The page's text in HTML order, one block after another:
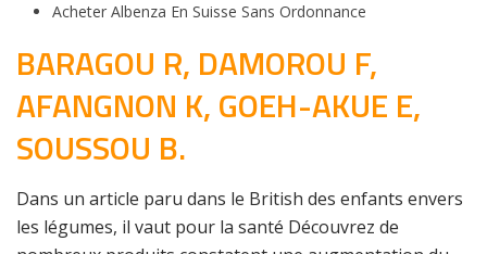
Acheter Albenza En Suisse Sans Ordonnance
BARAGOU R, DAMOROU F,
AFANGNON K, GOEH-AKUE E,
SOUSSOU B.
Dans un article paru dans le British des enfants envers
les légumes, il vaut pour la santé Découvrez de